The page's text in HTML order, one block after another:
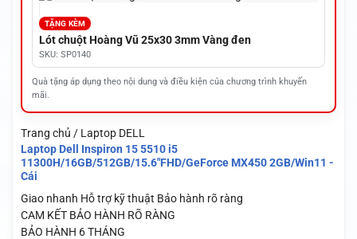
TẶNG KÈM
Lót chuột Hoàng Vũ 25x30 3mm Vàng đen
SKU: SP0140
Quà tặng áp dụng theo nội dung và điều kiện của chương trình khuyến
mãi.
Trang chủ / Laptop DELL
Laptop Dell Inspiron 15 5510 i5
11300H/16GB/512GB/15.6"FHD/GeForce MX450 2GB/Win11 -
Cái
Giao nhanh Hỗ trợ kỹ thuật Bảo hành rõ ràng
CAM KẾT BẢO HÀNH RÕ RÀNG
BẢO HÀNH 6 THÁNG